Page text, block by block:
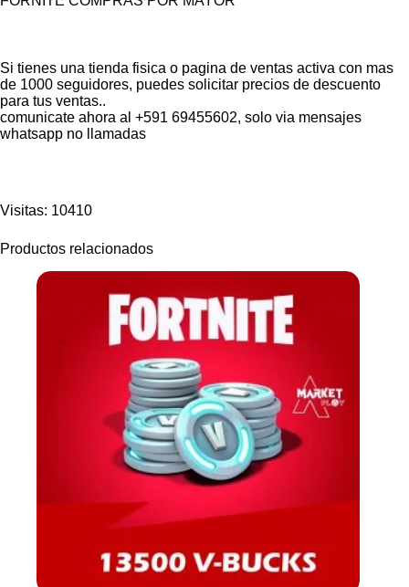
Si tienes una tienda fisica o pagina de ventas activa con mas
de 1000 seguidores, puedes solicitar precios de descuento
para tus ventas..
comunicate ahora al +591 69455602, solo via mensajes
whatsapp no llamadas
Visitas: 10410
Productos relacionados